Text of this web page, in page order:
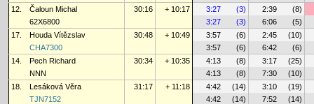
12.
Čaloun Michal 30:16 + 10:17 3:27 (3) 2:39
(8)
62X6800
3:27 (3) 6:06
(5)
17.
Houda Vítězslav 30:48 + 10:49 3:57 (6) 2:45
(10)
CHA7300
3:57 (6) 6:42
(6)
14.
Pech Richard 30:34 + 10:35 4:13 (8) 3:17
(25)
NNN
4:13 (8) 7:30
(10)
18.
Lesáková Věra 31:17 + 11:18 4:42 (14) 3:10
(19)
TJN7152
4:42 (14) 7:52
(14)